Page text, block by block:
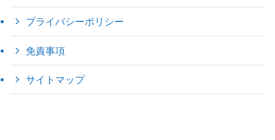
プライバシーポリシー
免責事項
サイトマップ